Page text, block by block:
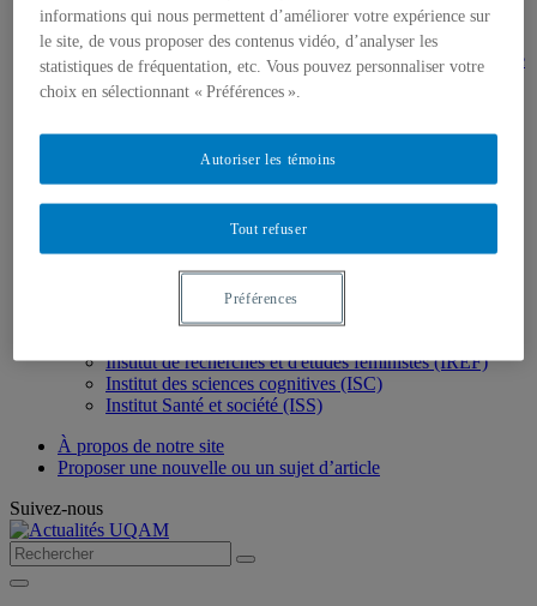
Département de mathématiques
Département des sciences biologiques
Département des sciences de la Terre et de l'atmosphère
Département des sciences de l'activité physique
Département d'informatique
Département de géographie
Département de linguistique
Département de philosophie
Département de psychologie
Département de sciences des religions
Département de sexologie
Département de sociologie
Département d'histoire
Institut de recherches et d'études féministes (IREF)
Institut des sciences cognitives (ISC)
Institut Santé et société (ISS)
À propos de notre site
Proposer une nouvelle ou un sujet d’article
Suivez-nous
informations qui nous permettent d’améliorer votre expérience sur
le site, de vous proposer des contenus vidéo, d’analyser les
statistiques de fréquentation, etc. Vous pouvez personnaliser votre
choix en sélectionnant « Préférences ».
Tout refuser
Autoriser les témoins
Préférences